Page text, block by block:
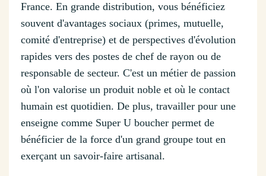
France. En grande distribution, vous bénéficiez
souvent d'avantages sociaux (primes, mutuelle,
comité d'entreprise) et de perspectives d'évolution
rapides vers des postes de chef de rayon ou de
responsable de secteur. C'est un métier de passion
où l'on valorise un produit noble et où le contact
humain est quotidien. De plus, travailler pour une
enseigne comme Super U boucher permet de
bénéficier de la force d'un grand groupe tout en
exerçant un savoir-faire artisanal.